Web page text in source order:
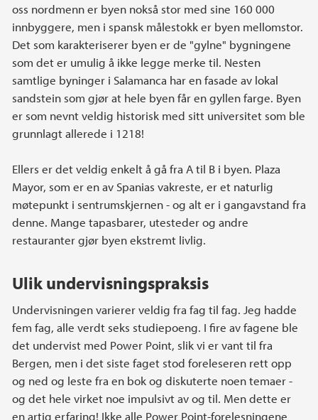
oss nordmenn er byen nokså stor med sine 160 000
innbyggere, men i spansk målestokk er byen mellomstor.
Det som karakteriserer byen er de "gylne" bygningene
som det er umulig å ikke legge merke til. Nesten
samtlige byninger i Salamanca har en fasade av lokal
sandstein som gjør at hele byen får en gyllen farge. Byen
er som nevnt veldig historisk med sitt universitet som ble
grunnlagt allerede i 1218!
Ellers er det veldig enkelt å gå fra A til B i byen. Plaza
Mayor, som er en av Spanias vakreste, er et naturlig
møtepunkt i sentrumskjernen - og alt er i gangavstand fra
denne. Mange tapasbarer, utesteder og andre
restauranter gjør byen ekstremt livlig.
Ulik undervisningspraksis
Undervisningen varierer veldig fra fag til fag. Jeg hadde
fem fag, alle verdt seks studiepoeng. I fire av fagene ble
det undervist med Power Point, slik vi er vant til fra
Bergen, men i det siste faget stod foreleseren rett opp
og ned og leste fra en bok og diskuterte noen temaer -
og det hele virket noe impulsivt av og til. Men dette er
en artig erfaring! Ikke alle Power Point-forelesningene